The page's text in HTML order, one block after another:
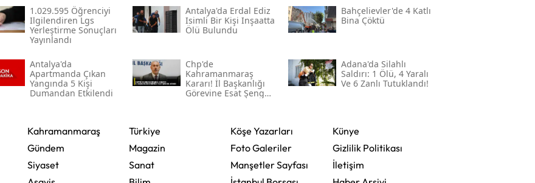
Sivas
Tekirdağ
Trabzon
Şanlıurfa
1.029.595 Öğrenciyi
Ilgilendiren Lgs
Yerleştirme Sonuçları
Yayınlandı
Antalya'da Erdal Ediz
Isimli Bir Kişi Inşaatta
Ölü Bulundu
Bahçelievler'de 4 Katlı
Bina Çöktü
Antalya'da
Apartmanda Çıkan
Yangında 5 Kişi
Dumandan Etkilendi
Chp'de
Kahramanmaraş
Kararı! İl Başkanlığı
Görevine Esat Şengül
Adana'da Silahlı
Saldırı: 1 Ölü, 4 Yaralı
Ve 6 Zanlı Tutuklandı!
Kahramanmaraş
Gündem
Siyaset
Türkiye
Magazin
Sanat
Köşe Yazarları
Foto Galeriler
Manşetler Sayfası
Künye
Gizlilik Politikası
İletişim